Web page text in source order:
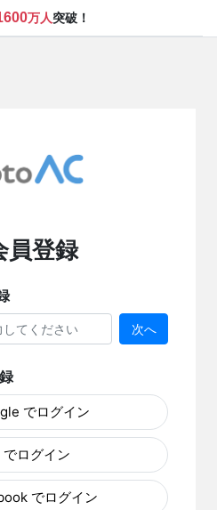
万人突破！
員登録
次へ
でログイン
でログイン
でログイン